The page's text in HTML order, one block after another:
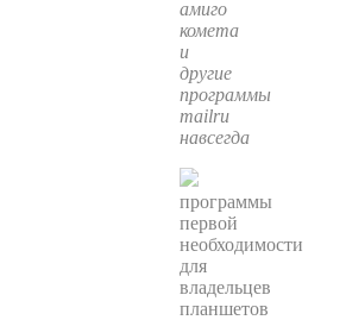
амиго
комета
и
другие
программы
mailru
навсегда
программы
первой
необходимости
для
владельцев
планшетов